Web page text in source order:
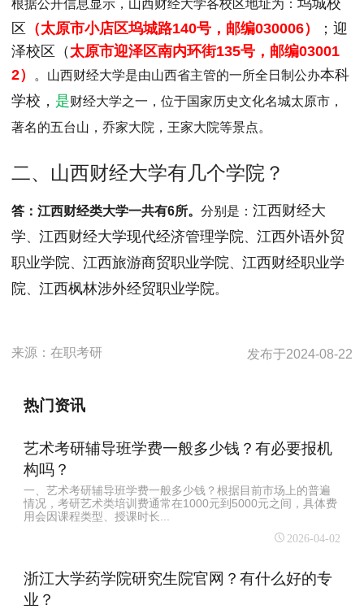
院校库 考试报名 招生政策 学制学费
报名流程
考试真题
报考经验 招生简章
MTA旅游管理
院校库 考试报名 招生政策 学制学费
报名流程
考试真题
报考经验 招生简章
根据公开信息显示，山西财经大学各校区地址为：坞城校
区
（太原市小店区坞城路140号，邮编030006）
；迎
泽校区（ 太原市迎泽区南内环街135号，邮编03001
2）
。山西财经大学是由山西省主管的一所全日制公办本科
学校， 是财经大学之一，位于国家历史文化名城太原市，
著名的五台山，乔家大院 ，王家大院等景点。
二、山西财经大学有几个学院？
答：江西财经类大学一共有6所。分别是：江西财经大
学、江西财经大学现代经济管理学院、江西外语外贸
职业学院、江西旅游商贸职业学院、江西财经职业学
院、江西枫林涉外经贸职业学院。
来源：在职考研 发布于2024-08-22
热门资讯
艺术考研辅导班学费一般多少钱？有必要报机
构吗？
一、艺术考研辅导班学费一般多少钱？根据目前市场上的普遍
情况，考研艺术类培训费通常在1000元到5000元之间，具体费
用会因课程类型、授课时长...
2026-04-02
浙江大学药学院研究生院官网？有什么好的专
业？